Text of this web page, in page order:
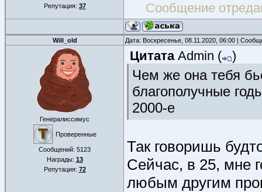
Репутация: 37 Сообщение
Will_old Дата: Воскресенье, 08.11.2020, 06:00 |
Генералиссимус
Проверенные
Сообщений: 5123
Награды: 13
Репутация: 72
Цитата Admin ( )
Чем же она тебя
благополучные
2000-е
Так говоришь
Сейчас, в 25, мне
любым другим